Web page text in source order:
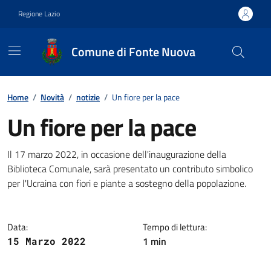
Regione Lazio
Comune di Fonte Nuova
Contenuti in evidenza
Home / Novità / notizie / Un fiore per la pace
Un fiore per la pace
Dettagli della notizia
Il 17 marzo 2022, in occasione dell'inaugurazione della
Biblioteca Comunale, sarà presentato un contributo simbolico
per l'Ucraina con fiori e piante a sostegno della popolazione.
Data:
15 Marzo 2022
Tempo di lettura:
1 min